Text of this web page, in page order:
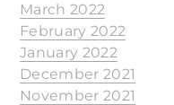
March 2022
February 2022
January 2022
December 2021
November 2021